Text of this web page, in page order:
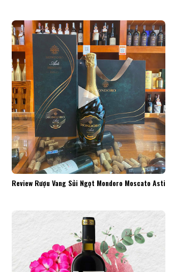
Review Rượu Vang Sủi Ngọt Mondoro Moscato Asti